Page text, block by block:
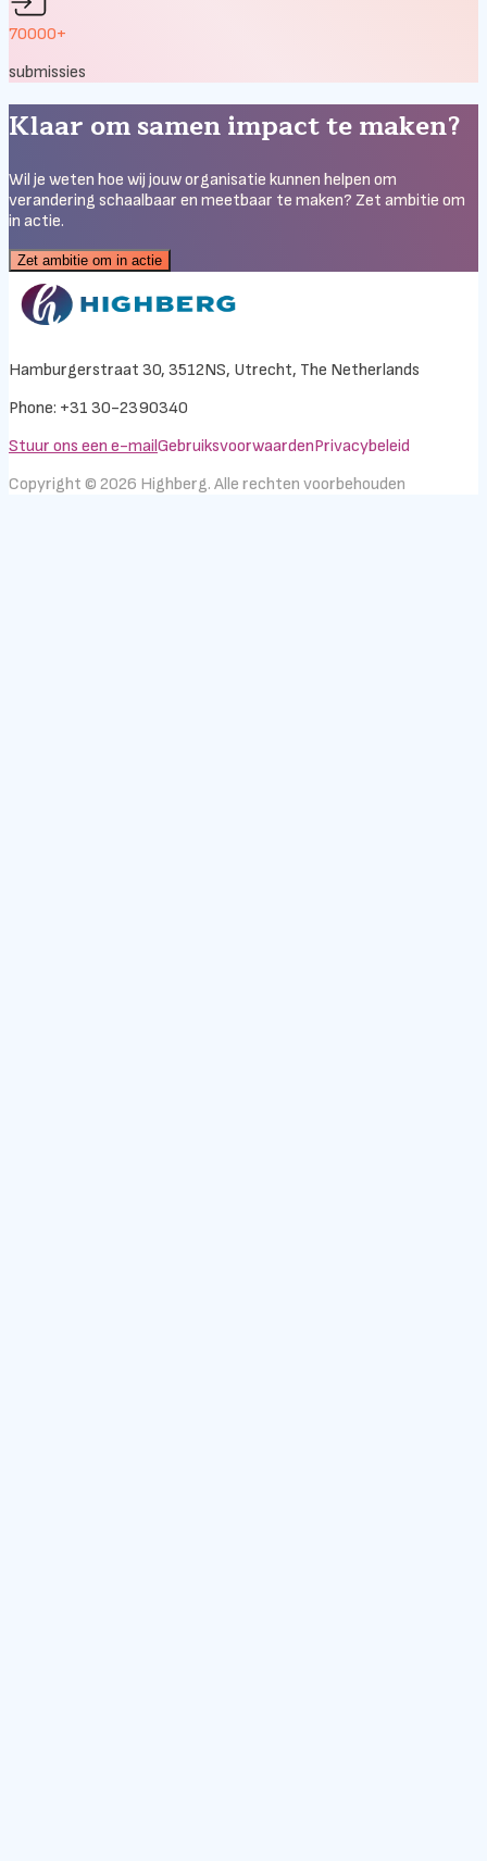
70000+
submissies
Klaar om samen impact te maken?
Wil je weten hoe wij jouw organisatie kunnen helpen om
verandering schaalbaar en meetbaar te maken? Zet ambitie om
in actie.
Zet ambitie om in actie
Hamburgerstraat 30, 3512NS, Utrecht, The Netherlands
Phone: +31 30-2390340
Stuur ons een e-mailGebruiksvoorwaardenPrivacybeleid
Copyright © 2026 Highberg. Alle rechten voorbehouden